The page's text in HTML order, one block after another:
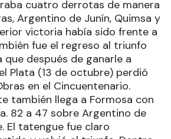
cuatro derrotas de manera
Argentino de Junín, Quimsa y
victoria había sido frente a
fue el regreso al triunfo
que después de ganarle a
Plata (13 de octubre) perdió
en el Cincuentenario.
también llega a Formosa con
82 a 47 sobre Argentino de
El tatengue fue claro